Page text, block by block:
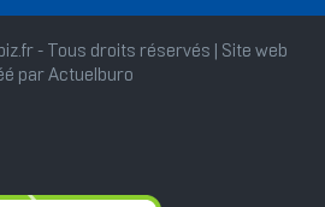
- Tous droits réservés | Site web
par Actuelburo